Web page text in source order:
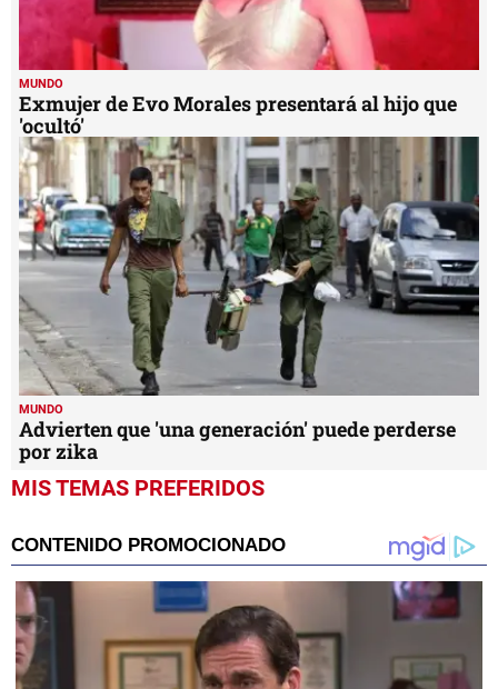
MUNDO
Exmujer de Evo Morales presentará al hijo que
'ocultó'
MUNDO
Advierten que 'una generación' puede perderse
por zika
MIS TEMAS PREFERIDOS